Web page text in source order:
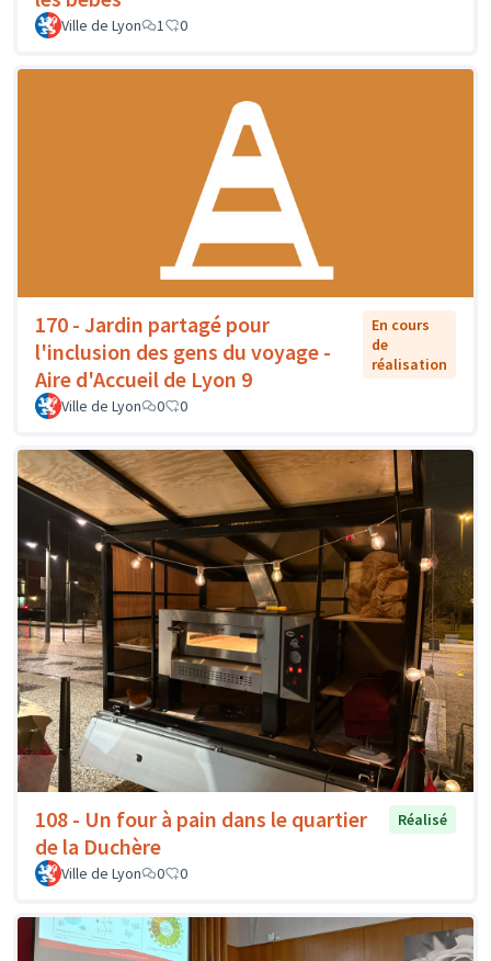
Ville de Lyon 1 0
170 - Jardin partagé pour
l'inclusion des gens du voyage -
Aire d'Accueil de Lyon 9
En cours
de
réalisation
Ville de Lyon 0 0
108 - Un four à pain dans le quartier
de la Duchère
Réalisé
Ville de Lyon 0 0